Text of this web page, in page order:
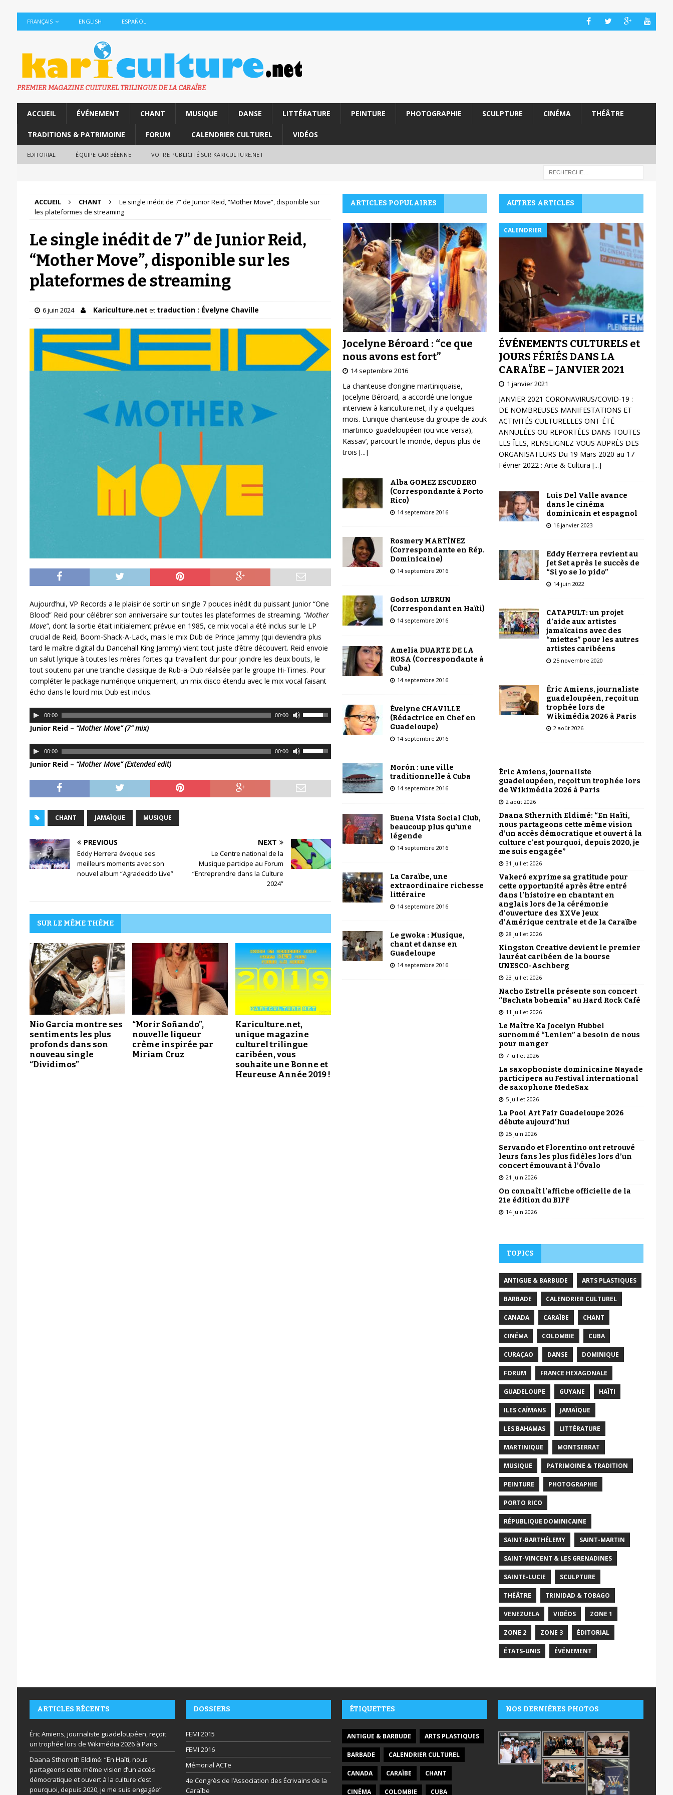
FRANÇAIS ENGLISH ESPAÑOL
PREMIER MAGAZINE CULTUREL TRILINGUE DE LA CARAÏBE
ACCUEIL ÉVÉNEMENT CHANT MUSIQUE DANSE LITTÉRATURE PEINTURE PHOTOGRAPHIE SCULPTURE CINÉMA THÉÂTRE
TRADITIONS & PATRIMOINE FORUM CALENDRIER CULTUREL VIDÉOS
EDITORIAL ÉQUIPE CARIBÉENNE VOTRE PUBLICITÉ SUR KARICULTURE.NET
ACCUEIL CHANT
Le single inédit de 7” de Junior Reid, “Mother Move”, disponible sur
les plateformes de streaming
Le single inédit de 7” de Junior Reid,
“Mother Move”, disponible sur les
plateformes de streaming
6 juin 2024 Kariculture.net et traduction : Évelyne Chaville
Aujourd’hui, VP Records a le plaisir de sortir un single 7 pouces inédit du puissant Junior “One
Blood” Reid pour célébrer son anniversaire sur toutes les plateformes de streaming. “Mother
Move”, dont la sortie était initialement prévue en 1985, ce mix vocal a été inclus sur le LP
crucial de Reid, Boom-Shack-A-Lack, mais le mix Dub de Prince Jammy (qui deviendra plus
tard le maître digital du Dancehall King Jammy) vient tout juste d’être découvert. Reid envoie
un salut lyrique à toutes les mères fortes qui travaillent dur pour joindre les deux bouts, le
tout soutenu par une tranche classique de Rub-a-Dub réalisée par le groupe Hi-Times. Pour
compléter le package numérique uniquement, un mix disco étendu avec le mix vocal faisant
écho dans le lourd mix Dub est inclus.
e
c
t
e
u
r
d
00:00 00:00
U
t
l
i
e
z
l
è
c
u
t
/
b
a
s
p
o
r
a
g
m
Junior Reid – “Mother Move” (7” mix)
e
c
t
a
u
d
i
o
00:00 00:00
U
t
l
i
l
s
f
h
h
a
u
t
/
a
p
o
r
a
Junior Reid – “Mother Move” (Extended edit)
CHANT JAMAÏQUE MUSIQUE
PREVIOUS
Eddy Herrera évoque ses
meilleurs moments avec son
nouvel album “Agradecido Live”
NEXT
Le Centre national de la
Musique participe au Forum
“Entreprendre dans la Culture
2024”
SUR LE MÊME THÈME
Nio Garcia montre ses
sentiments les plus
profonds dans son
nouveau single
“Dividimos”
“Morir Soñando”,
nouvelle liqueur
crème inspirée par
Miriam Cruz
Kariculture.net,
unique magazine
culturel trilingue
caribéen, vous
souhaite une Bonne et
Heureuse Année 2019 !
ARTICLES POPULAIRES
Jocelyne Béroard : “ce que
nous avons est fort”
14 septembre 2016
La chanteuse d’origine martiniquaise,
Jocelyne Béroard, a accordé une longue
interview à kariculture.net, il y a quelques
mois. L’unique chanteuse du groupe de zouk
martinico-guadeloupéen (ou vice-versa),
Kassav’, parcourt le monde, depuis plus de
trois [...]
Alba GOMEZ ESCUDERO
(Correspondante à Porto
Rico)
14 septembre 2016
Rosmery MARTÍNEZ
(Correspondante en Rép.
Dominicaine)
14 septembre 2016
Godson LUBRUN
(Correspondant en Haïti)
14 septembre 2016
Amelia DUARTE DE LA
ROSA (Correspondante à
Cuba)
14 septembre 2016
Évelyne CHAVILLE
(Rédactrice en Chef en
Guadeloupe)
14 septembre 2016
Morón : une ville
traditionnelle à Cuba
14 septembre 2016
Buena Vista Social Club,
beaucoup plus qu’une
légende
14 septembre 2016
La Caraïbe, une
extraordinaire richesse
littéraire
14 septembre 2016
Le gwoka : Musique,
chant et danse en
Guadeloupe
14 septembre 2016
AUTRES ARTICLES
CALENDRIER
ÉVÉNEMENTS CULTURELS et
JOURS FÉRIÉS DANS LA
CARAÏBE – JANVIER 2021
1 janvier 2021
JANVIER 2021 CORONAVIRUS/COVID-19 :
DE NOMBREUSES MANIFESTATIONS ET
ACTIVITÉS CULTURELLES ONT ÉTÉ
ANNULÉES OU REPORTÉES DANS TOUTES
LES ÎLES, RENSEIGNEZ-VOUS AUPRÈS DES
ORGANISATEURS Du 19 Mars 2020 au 17
Février 2022 : Arte & Cultura [...]
Luis Del Valle avance
dans le cinéma
dominicain et espagnol
16 janvier 2023
Eddy Herrera revient au
Jet Set après le succès de
“Si yo se lo pido”
14 juin 2022
CATAPULT: un projet
d’aide aux artistes
jamaïcains avec des
“miettes” pour les autres
artistes caribéens
25 novembre 2020
Éric Amiens, journaliste
guadeloupéen, reçoit un
trophée lors de
Wikimédia 2026 à Paris
2 août 2026
Éric Amiens, journaliste
guadeloupéen, reçoit un trophée lors
de Wikimédia 2026 à Paris
2 août 2026
Daana Sthernith Eldimé: “En Haïti,
nous partageons cette même vision
d’un accès démocratique et ouvert à la
culture c’est pourquoi, depuis 2020, je
me suis engagée”
31 juillet 2026
Vakeró exprime sa gratitude pour
cette opportunité après être entré
dans l’histoire en chantant en
anglais lors de la cérémonie
d’ouverture des XXVe Jeux
d’Amérique centrale et de la Caraïbe
28 juillet 2026
Kingston Creative devient le premier
lauréat caribéen de la bourse
UNESCO-Aschberg
23 juillet 2026
Nacho Estrella présente son concert
“Bachata bohemia” au Hard Rock Café
11 juillet 2026
Le Maître Ka Jocelyn Hubbel
surnommé “Lenlen” a besoin de nous
pour manger
7 juillet 2026
La saxophoniste dominicaine Nayade
participera au Festival international
de saxophone MedeSax
5 juillet 2026
La Pool Art Fair Guadeloupe 2026
débute aujourd’hui
25 juin 2026
Servando et Florentino ont retrouvé
leurs fans les plus fidèles lors d’un
concert émouvant à l’Óvalo
21 juin 2026
On connaît l’affiche officielle de la
21e édition du BIFF
14 juin 2026
TOPICS
ANTIGUE & BARBUDE ARTS PLASTIQUES
BARBADE CALENDRIER CULTUREL
CANADA CARAÏBE CHANT
CINÉMA COLOMBIE CUBA
CURAÇAO DANSE DOMINIQUE
FORUM FRANCE HEXAGONALE
GUADELOUPE GUYANE HAÏTI
ILES CAÏMANS JAMAÏQUE
LES BAHAMAS LITTÉRATURE
MARTINIQUE MONTSERRAT
MUSIQUE PATRIMOINE & TRADITION
PEINTURE PHOTOGRAPHIE
PORTO RICO
RÉPUBLIQUE DOMINICAINE
SAINT-BARTHÉLEMY SAINT-MARTIN
SAINT-VINCENT & LES GRENADINES
SAINTE-LUCIE SCULPTURE
THÉÂTRE TRINIDAD & TOBAGO
VENEZUELA VIDÉOS ZONE 1
ZONE 2 ZONE 3 ÉDITORIAL
ÉTATS-UNIS ÉVÉNEMENT
ARTICLES RÉCENTS
Éric Amiens, journaliste guadeloupéen, reçoit
un trophée lors de Wikimédia 2026 à Paris
Daana Sthernith Eldimé: “En Haïti, nous
partageons cette même vision d’un accès
démocratique et ouvert à la culture c’est
pourquoi, depuis 2020, je me suis engagée”
DOSSIERS
FEMI 2015
FEMI 2016
Mémorial ACTe
4e Congrès de l’Association des Écrivains de la
Caraïbe
ÉTIQUETTES
ANTIGUE & BARBUDE ARTS PLASTIQUES
BARBADE CALENDRIER CULTUREL
CANADA CARAÏBE CHANT
CINÉMA COLOMBIE CUBA
NOS DERNIÈRES PHOTOS